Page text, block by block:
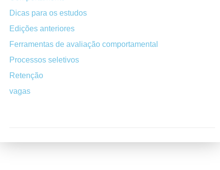
Dicas para os estudos
Edições anteriores
Ferramentas de avaliação comportamental
Processos seletivos
Retenção
vagas